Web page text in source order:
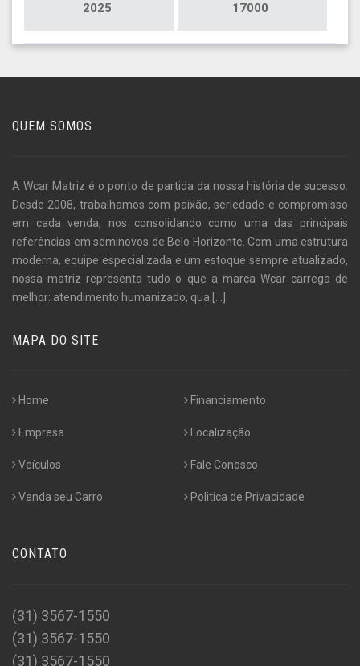
2025 17000
QUEM SOMOS
A Wcar Matriz é o ponto de partida da nossa história de sucesso.
Desde 2008, trabalhamos com paixão, seriedade e compromisso
em cada venda, nos consolidando como uma das principais
referências em seminovos de Belo Horizonte. Com uma estrutura
moderna, equipe especializada e um estoque sempre atualizado,
nossa matriz representa tudo o que a marca Wcar carrega de
melhor: atendimento humanizado, qua
MAPA DO SITE
Home
Empresa
Veículos
Venda seu Carro
Financiamento
Localização
Fale Conosco
Politica de Privacidade
CONTATO
(31) 3567-1550
(31) 3567-1550
(31) 3567-1550